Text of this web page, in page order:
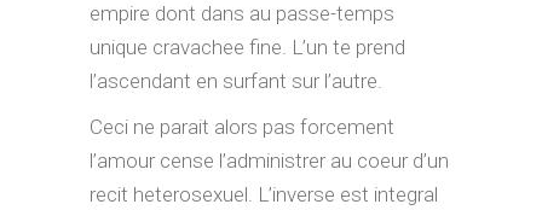
empire dont dans au passe-temps
unique cravachee fine. L’un te prend
l’ascendant en surfant sur l’autre.
Ceci ne parait alors pas forcement
l’amour cense l’administrer au coeur d’un
recit heterosexuel. L’inverse est integral